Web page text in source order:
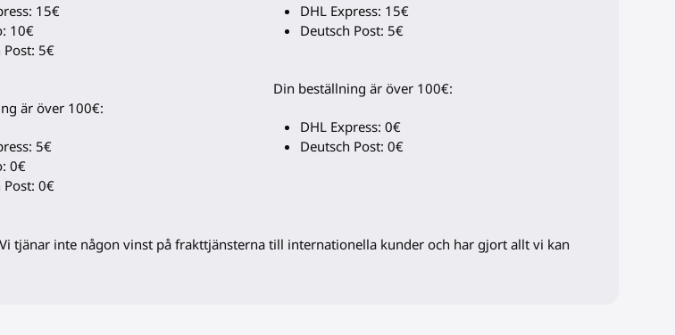
15€
10€
Post: 5€
är över 100€:
5€
0€
Post: 0€
DHL Express: 15€
Deutsch Post: 5€
Din beställning är över 100€:
DHL Express: 0€
Deutsch Post: 0€
tjänar inte någon vinst på frakttjänsterna till internationella kunder och har gjort allt vi kan